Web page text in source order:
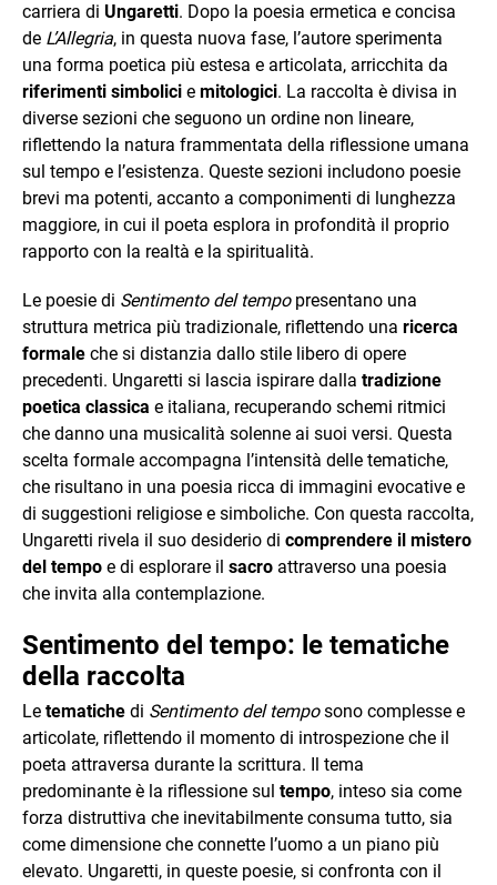
carriera di Ungaretti. Dopo la poesia ermetica e concisa
de L’Allegria, in questa nuova fase, l’autore sperimenta
una forma poetica più estesa e articolata, arricchita da
riferimenti simbolici e mitologici. La raccolta è divisa in
diverse sezioni che seguono un ordine non lineare,
riflettendo la natura frammentata della riflessione umana
sul tempo e l’esistenza. Queste sezioni includono poesie
brevi ma potenti, accanto a componimenti di lunghezza
maggiore, in cui il poeta esplora in profondità il proprio
rapporto con la realtà e la spiritualità.
Le poesie di Sentimento del tempopresentano una
struttura metrica più tradizionale, riflettendo una ricerca
formale che si distanzia dallo stile libero di opere
precedenti. Ungaretti si lascia ispirare dalla tradizione
poetica classica e italiana, recuperando schemi ritmici
che danno una musicalità solenne ai suoi versi. Questa
scelta formale accompagna l’intensità delle tematiche,
che risultano in una poesia ricca di immagini evocative e
di suggestioni religiose e simboliche. Con questa raccolta,
Ungaretti rivela il suo desiderio di comprendere il mistero
del tempo e di esplorare il sacro attraverso una poesia
che invita alla contemplazione.
Sentimento del tempo: le tematiche
della raccolta
Le tematiche di Sentimento del temposono complesse e
articolate, riflettendo il momento di introspezione che il
poeta attraversa durante la scrittura. Il tema
predominante è la riflessione sul tempo, inteso sia come
forza distruttiva che inevitabilmente consuma tutto, sia
come dimensione che connette l’uomo a un piano più
elevato. Ungaretti, in queste poesie, si confronta con il